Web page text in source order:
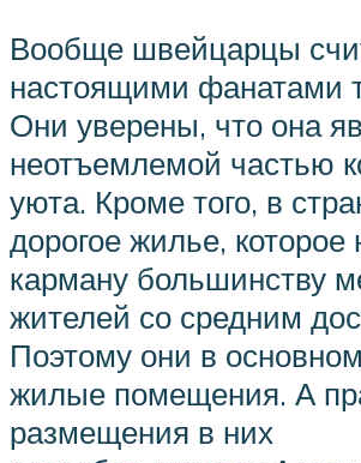
Вообще швейцарцы
настоящими фанатами
Они уверены, что она
неотъемлемой частью
уюта. Кроме того, в
дорогое жилье, которое
карману большинству
жителей со средним
Поэтому они в
жилые помещения. А
размещения в них